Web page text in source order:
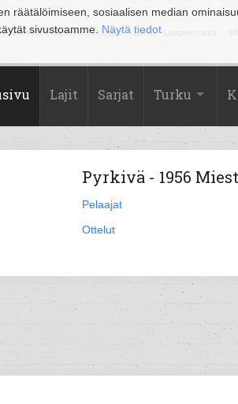
räätälöimiseen, sosiaalisen median
sivustoamme. Näytä tiedot
Jyväskylä Kouvola Kuopio Lahti
Lajit Sarjat Turku
Pyrkivä - 1956
Pelaajat
Ottelut